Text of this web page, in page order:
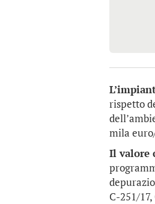
rispetto
mila
Il valore
C-251/